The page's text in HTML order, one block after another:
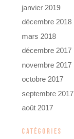
janvier 2019
décembre 2018
mars 2018
décembre 2017
novembre 2017
octobre 2017
septembre 2017
août 2017
CATÉGORIES